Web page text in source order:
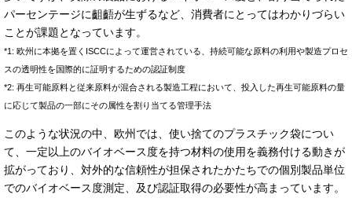
パーセンテージに齟齬が生ずるなど、消費者にとってはわかりづらい
ことが課題となっています。
*1: 欧州に本拠を置くISCCによって運営されている、持続可能な原料の利用や製造プロセ
スの透明性を国際的に証明するための認証制度
*2: 再生可能原料と従来原料が混合される製造工程において、投入した再生可能原料の量
に応じて製品の一部にその属性を割り当てる管理手法
このような状況の中、欧州では、使い捨てのプラスチック袋につい
て、一定以上のバイオベース度を持つ材料の使用を義務付ける動きが
拡がっており、対外的な信頼性が担保されたかたちでの個別製品単位
でのバイオベース度測定、及び認証取得の必要性が高まっています。